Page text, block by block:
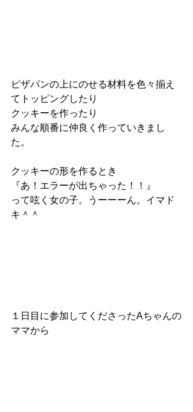
ピザパンの上にのせる材料を色々揃え
てトッピングしたり
クッキーを作ったり
みんな順番に仲良く作っていきまし
た。
クッキーの形を作るとき
『あ！エラーが出ちゃった！！』
って呟く女の子。うーーーん。イマド
キ＾＾
１日目に参加してくださったAちゃんの
ママから